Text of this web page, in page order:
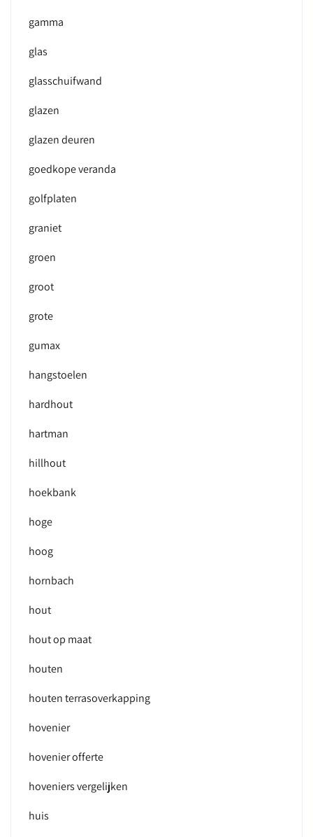
gamma
glas
glasschuifwand
glazen
glazen deuren
goedkope veranda
golfplaten
graniet
groen
groot
grote
gumax
hangstoelen
hardhout
hartman
hillhout
hoekbank
hoge
hoog
hornbach
hout
hout op maat
houten
houten terrasoverkapping
hovenier
hovenier offerte
hoveniers vergelijken
huis